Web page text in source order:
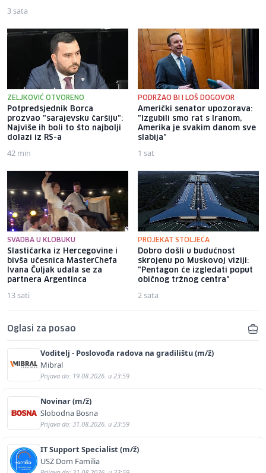
3 sata
ZELJKOVIĆ OTVORENO
Potpredsjednik Borca
prozvao "sarajevsku čaršiju":
Najviše ih boli to što najbolji
dolazi iz RS-a
42 min
PODRŽAO BI I LOŠ DOGOVOR
Američki senator upozorava:
"Izgubili smo rat s Iranom,
Amerika je svakim danom sve
slabija"
1 sat
SVADBA U KLOBUKU
Slastičarka iz Hercegovine i
bivša učesnica MasterChefa
Ivana Čuljak udala se za
partnera Argentinca
13 sati
PROJEKAT STOLJEĆA
Dobro došli u budućnost
skrojenu po Muskovoj viziji:
"Pentagon će izgledati poput
običnog tržnog centra"
2 sata
Oglasi za posao
Voditelj - Poslovođa radova na gradilištu (m/ž)
Mibral
Prijava do: 19.08.2026. u 23:59
Novinar (m/ž)
Slobodna Bosna
Prijava do: 31.08.2026. u 23:59
IT Support Specialist (m/ž)
USZ Dom Familia